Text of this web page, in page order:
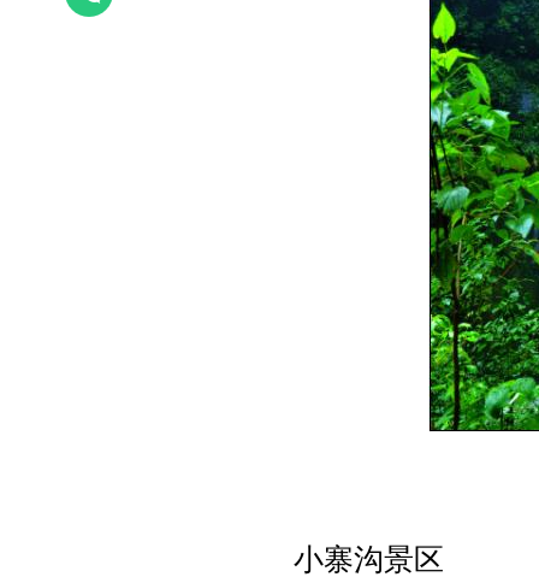
小寨沟景区